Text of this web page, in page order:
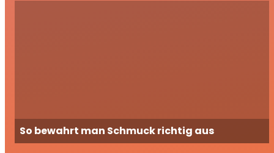
So bewahrt man Schmuck richtig aus